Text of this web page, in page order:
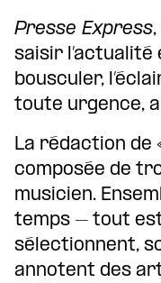
Presse Express
saisir l’actualité
bousculer,
toute urgence,
La rédaction de
composée de
musicien.
temps – tout
sélectionnent,
annotent des